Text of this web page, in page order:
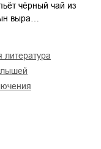
чёрный чай из
выра…
литература